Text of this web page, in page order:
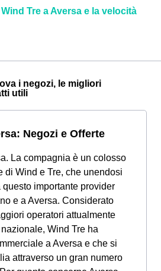
Tre a Aversa e la velocità
i negozi, le migliori
utili
Negozi e Offerte
La compagnia è un colosso
di Wind e Tre, che unendosi
questo importante provider
e a Aversa. Considerato
operatori attualmente
Wind Tre ha
a Aversa e che si
attraverso un gran numero